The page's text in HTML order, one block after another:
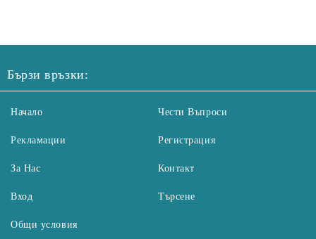
Бързи връзки:
Начало
Рекламации
За Нас
Вход
Чести Въпроси
Регистрация
Контакт
Търсене
Общи условия